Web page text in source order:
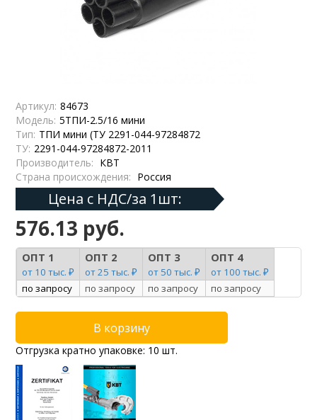
Артикул: 84673
Модель: 5ТПИ-2.5/16 мини
Тип: ТПИ мини (ТУ 2291-044-97284872
ТУ: 2291-044-97284872-2011
Производитель: КВТ
Страна происхождения: Россия
Цена с НДС/за 1шт:
576.13 руб.
ОПТ 1
от 10 тыс. ₽
ОПТ 2
от 25 тыс. ₽
ОПТ 3
от 50 тыс. ₽
ОПТ 4
от 100 тыс. ₽
по запросу
по запросу по запросу по запросу
Отгрузка кратно упаковке: 10 шт.